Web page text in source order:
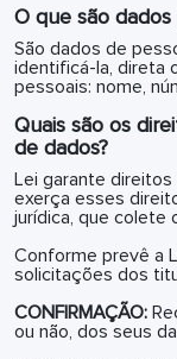
O que são dados
São dados de
identificá-la, direta
pessoais: nome,
Quais são os
de dados?
Lei garante
exerça esses
jurídica, que colete
Conforme prevê a
solicitações dos
CONFIRMAÇÃO:
ou não, dos seus